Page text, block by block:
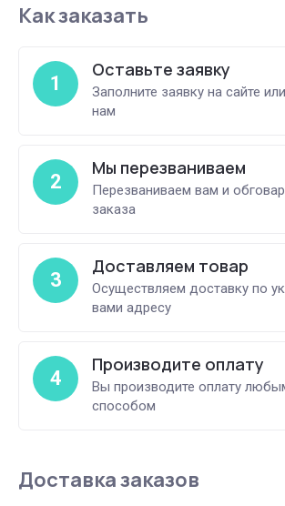
Как заказать
1
Оставьте заявку
Заполните заявку на сайте
нам
2
Мы перезваниваем
Перезваниваем вам и
заказа
3
Доставляем товар
Осуществляем доставку по
вами адресу
4
Производите оплату
Вы производите оплату
способом
Доставка заказов